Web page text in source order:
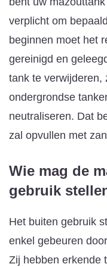
verplicht om
beginnen moet het
gereinigd en
tank te verwijderen,
ondergrondse
neutraliseren. Dat
zal opvullen met
Wie mag de
gebruik
Het buiten gebruik
enkel gebeuren
Zij hebben erkende